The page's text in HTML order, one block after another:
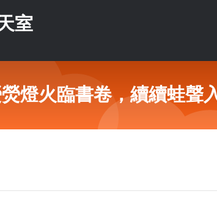
室
熒燈火臨書卷，續續蛙